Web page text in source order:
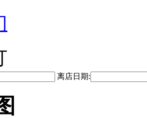
离店日期: